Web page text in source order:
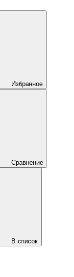
Избранное
Сравнение
В список